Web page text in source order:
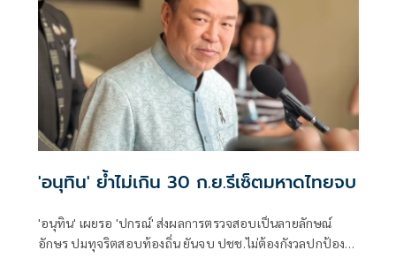
'อนุทิน' ย้ำไม่เกิน 30 ก.ย.รีเซ็ตมหาดไทยจบ
'อนุทิน' เผยรอ 'ปกรณ์' ส่งผลการตรวจสอบเป็นลายลักษณ์
อักษร ปมทุจริตสอบท้องถิ่น ยันจบ ปชช.ไม่ต้องกังวลปกป้อง